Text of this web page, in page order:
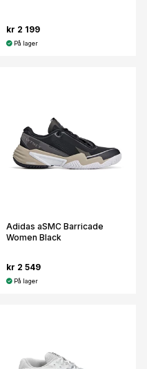
kr 2 199
På lager
Adidas aSMC Barricade
Women Black
kr 2 549
På lager